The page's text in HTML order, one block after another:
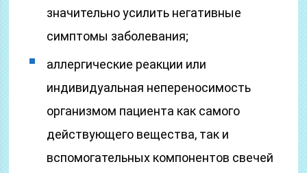
значительно усилить негативные
симптомы заболевания;
аллергические реакции или
индивидуальная непереносимость
организмом пациента как самого
действующего вещества, так и
вспомогательных компонентов свечей